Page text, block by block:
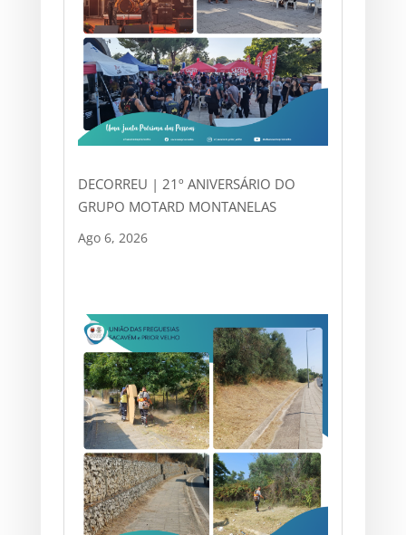
DECORREU | 21º ANIVERSÁRIO DO
GRUPO MOTARD MONTANELAS
Ago 6, 2026